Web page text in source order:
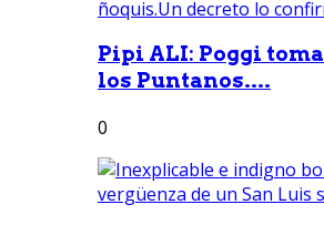
Pipi ALI: Poggi
los Puntanos....
0